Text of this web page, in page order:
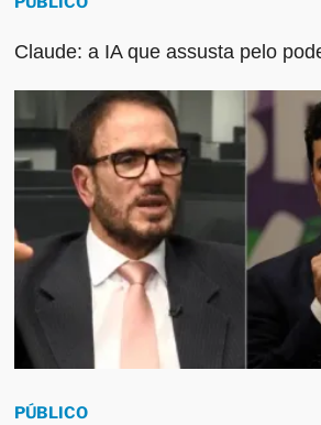
Claude: a IA que assusta pelo
PÚBLICO